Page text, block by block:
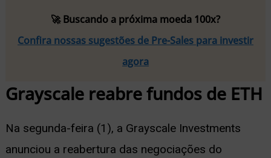
🚀 Buscando a próxima moeda 100x?
Confira nossas sugestões de Pre-Sales para investir
agora
Grayscale reabre fundos de ETH
Na segunda-feira (1), a Grayscale Investments
anunciou a reabertura das negociações do